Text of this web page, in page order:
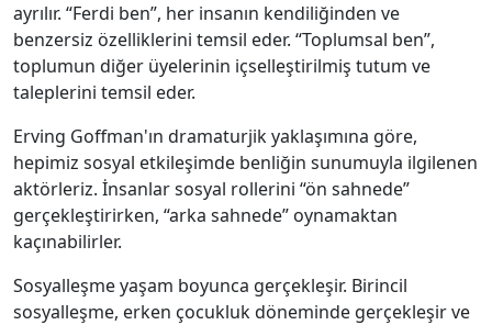
ayrılır. “Ferdi ben”, her insanın kendiliğinden ve
benzersiz özelliklerini temsil eder. “Toplumsal ben”,
toplumun diğer üyelerinin içselleştirilmiş tutum ve
taleplerini temsil eder.
Erving Goffman'ın dramaturjik yaklaşımına göre,
hepimiz sosyal etkileşimde benliğin sunumuyla ilgilenen
aktörleriz. İnsanlar sosyal rollerini “ön sahnede”
gerçekleştirirken, “arka sahnede” oynamaktan
kaçınabilirler.
Sosyalleşme yaşam boyunca gerçekleşir. Birincil
sosyalleşme, erken çocukluk döneminde gerçekleşir ve